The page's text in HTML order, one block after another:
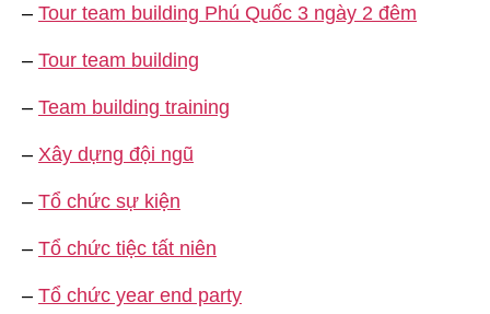
– Tour team building Phú Quốc 3 ngày 2 đêm
– Tour team building
– Team building training
– Xây dựng đội ngũ
– Tổ chức sự kiện
– Tổ chức tiệc tất niên
– Tổ chức year end party